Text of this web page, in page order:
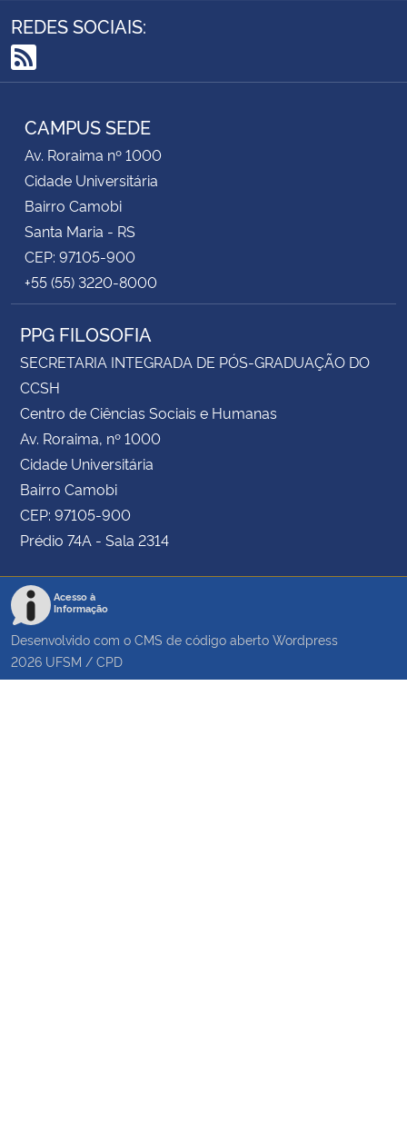
REDES SOCIAIS:
RSS
CAMPUS SEDE
Av. Roraima nº 1000
Cidade Universitária
Bairro Camobi
Santa Maria - RS
CEP: 97105-900
+55 (55) 3220-8000
PPG FILOSOFIA
SECRETARIA INTEGRADA DE PÓS-GRADUAÇÃO DO
CCSH
Centro de Ciências Sociais e Humanas
Av. Roraima, nº 1000
Cidade Universitária
Bairro Camobi
CEP: 97105-900
Prédio 74A - Sala 2314
Acesso à
Informação
Desenvolvido com o CMS de código aberto Wordpress
2026 UFSM / CPD